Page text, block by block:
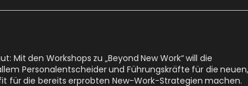
Mit den Workshops zu „Beyond New Work“ will die
Personalentscheider und Führungskräfte für die neuen,
für die bereits erprobten New-Work-Strategien machen.